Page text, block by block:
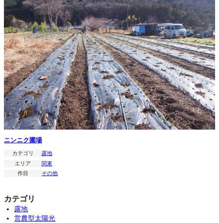
ニンニク圃場
カテゴリ
露地
エリア
関東
作目
その他
カテゴリ
露地
営農型太陽光